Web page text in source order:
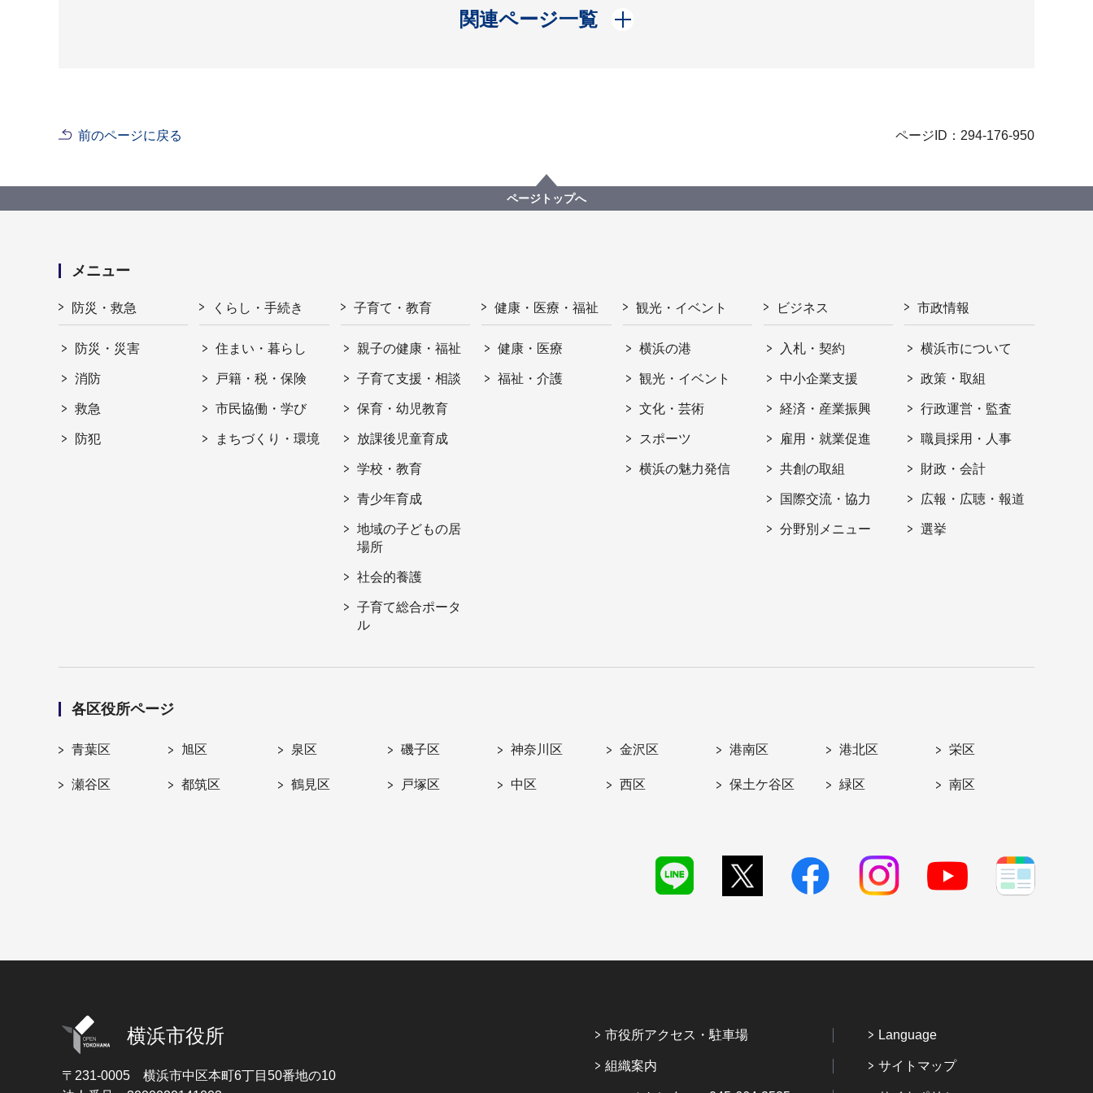
関連ページ一覧
開く
前のページに戻る ページID：294-176-950
ページトップへ
メニュー
防災・救急
防災・災害
消防
救急
防犯
くらし・手続き
住まい・暮らし
戸籍・税・保険
市民協働・学び
まちづくり・環境
子育て・教育
親子の健康・福祉
子育て支援・相談
保育・幼児教育
放課後児童育成
学校・教育
青少年育成
地域の子どもの居
場所
社会的養護
子育て総合ポータ
ル
健康・医療・福祉
健康・医療
福祉・介護
観光・イベント
横浜の港
観光・イベント
文化・芸術
スポーツ
横浜の魅力発信
ビジネス
入札・契約
中小企業支援
経済・産業振興
雇用・就業促進
共創の取組
国際交流・協力
分野別メニュー
市政情報
横浜市について
政策・取組
行政運営・監査
職員採用・人事
財政・会計
広報・広聴・報道
選挙
各区役所ページ
青葉区 旭区 泉区 磯子区 神奈川区 金沢区 港南区 港北区 栄区
瀬谷区 都筑区 鶴見区 戸塚区 中区 西区 保土ケ谷区 緑区 南区
横浜市役所
〒231-0005 横浜市中区本町6丁目50番地の10
市役所アクセス・駐車場
組織案内
Language
サイトマップ